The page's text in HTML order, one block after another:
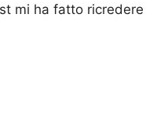
mi ha fatto